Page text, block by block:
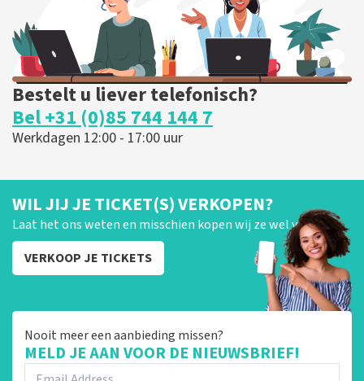
Bestelt u liever telefonisch?
Bel +31 (0)85 744 144 7
Werkdagen 12:00 - 17:00 uur
WIL JIJ JE TICKET(S) VERKOPEN?
Laat het ons weten en misschien kopen wij ze wel van je!
VERKOOP JE TICKETS
Nooit meer een aanbieding missen?
MELD JE AAN VOOR DE NIEUWSBRIEF!